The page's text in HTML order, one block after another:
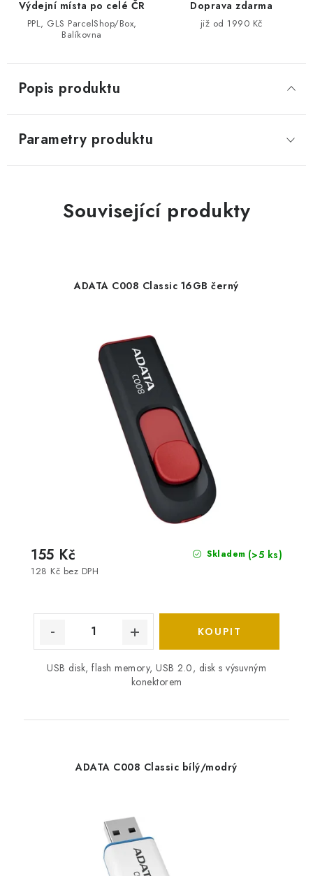
Výdejní místa po celé ČR
PPL, GLS ParcelShop/Box,
Balíkovna
Doprava zdarma
již od 1990 Kč
Popis produktu
Parametry produktu
Související produkty
ADATA C008 Classic 16GB černý
Skladem (>5 ks)
128 Kč bez DPH
155 Kč
USB disk, flash memory, USB 2.0, disk s výsuvným
konektorem
ADATA C008 Classic bílý/modrý